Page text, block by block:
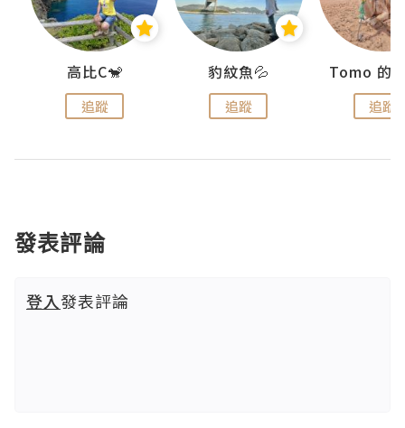
高比C🐒
追蹤
豹紋魚💦
追蹤 追蹤
發表評論
登入發表評論